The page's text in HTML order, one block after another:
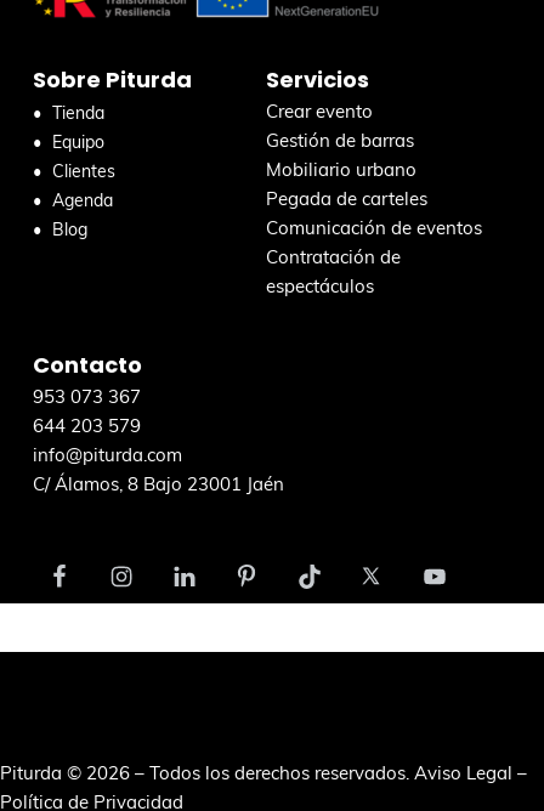
e
Sobre Piturda
Tienda
Equipo
Clientes
Agenda
Blog
Servicios
Crear evento
Gestión de barras
Mobiliario urbano
Pegada de carteles
Comunicación de eventos
Contratación de
espectáculos
Contacto
953 073 367
644 203 579
info@piturda.com
C/ Álamos, 8 Bajo 23001 Jaén
Piturda © 2026 – Todos los derechos reservados. Aviso Legal –
Política de Privacidad